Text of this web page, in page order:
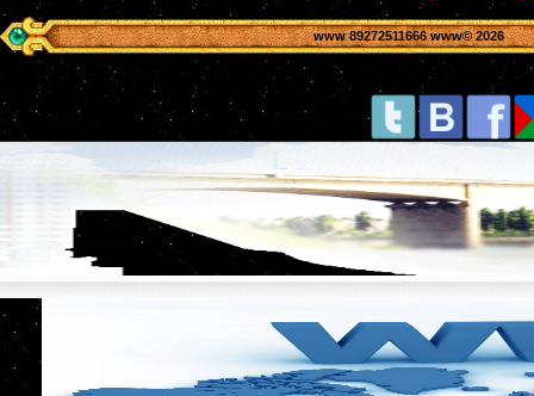
www 89272511666 www© 2026